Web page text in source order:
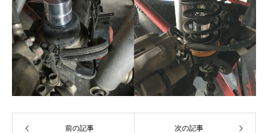
前の記事 次の記事